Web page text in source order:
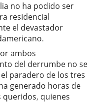
no ha podido ser
residencial
el devastador
ambos
del derrumbe no se
paradero de los tres
generado horas de
queridos, quienes